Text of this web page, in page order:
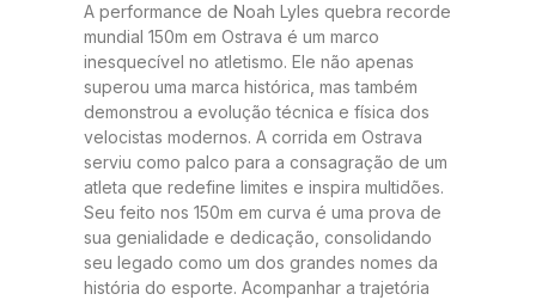
A performance de Noah Lyles quebra recorde
mundial 150m em Ostrava é um marco
inesquecível no atletismo. Ele não apenas
superou uma marca histórica, mas também
demonstrou a evolução técnica e física dos
velocistas modernos. A corrida em Ostrava
serviu como palco para a consagração de um
atleta que redefine limites e inspira multidões.
Seu feito nos 150m em curva é uma prova de
sua genialidade e dedicação, consolidando
seu legado como um dos grandes nomes da
história do esporte. Acompanhar a trajetória